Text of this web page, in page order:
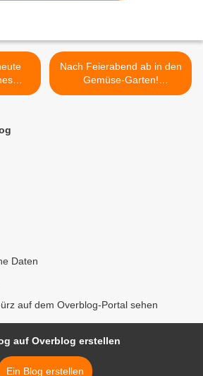
in
Nach Feierabend ab in den
Gemüse-Garten!
Öffentliche Führungen an
Daten
auf dem Overblog-Portal sehen
auf Overblog erstellen
Ein Blog erstellen